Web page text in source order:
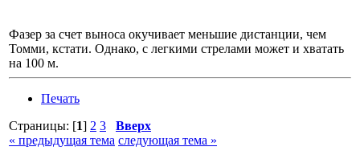
Фазер за счет выноса окучивает меньшие дистанции, чем
Томми, кстати. Однако, с легкими стрелами может и хватать
на 100 м.
Печать
Страницы: [1] 2 3
Вверх
« предыдущая тема следующая тема »